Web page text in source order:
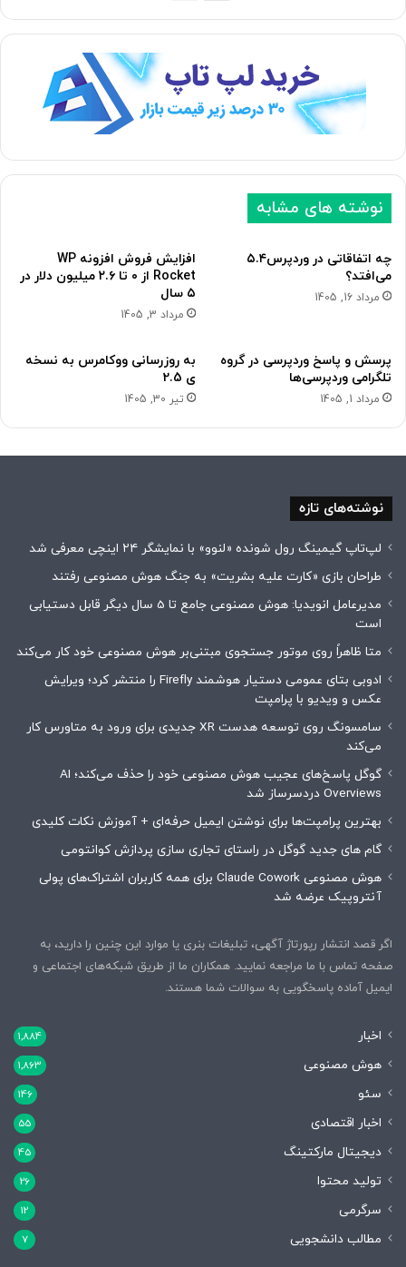
ح
ق
ب
ی
ح
ه
ع
ی
نوشته های مشابه
چه اتفاقاتی در وردپرس۵.۴
می‌افتد؟
مرداد 16, 1405
افزایش فروش افزونه WP
Rocket از ۰ تا ۲.۶ میلیون دلار در
۵ سال
مرداد 3, 1405
پرسش و پاسخ وردپرسی در گروه
تلگرامی وردپرسی‌ها
مرداد 1, 1405
به روزرسانی ووکامرس به نسخه
ی 2.5
تیر 30, 1405
نوشته‌های تازه
لپ‌تاپ گیمینگ رول شونده «لنوو» با نمایشگر ۲۴ اینچی معرفی شد
طراحان بازی «کارت علیه بشریت» به جنگ هوش مصنوعی رفتند
مدیرعامل انویدیا: هوش مصنوعی جامع تا 5 سال دیگر قابل دستیابی
است
متا ظاهراً روی موتور جستجوی مبتنی‌بر هوش مصنوعی خود کار می‌کند
ادوبی بتای عمومی دستیار هوشمند Firefly را منتشر کرد؛ ویرایش
عکس و ویدیو با پرامپت
سامسونگ روی توسعه هدست XR جدیدی برای ورود به متاورس کار
می‌کند
گوگل پاسخ‌های عجیب هوش مصنوعی خود را حذف می‌کند؛ AI
Overviews دردسرساز شد
بهترین پرامپت‌ها برای نوشتن ایمیل حرفه‌ای + آموزش نکات کلیدی
گام های جدید گوگل در راستای تجاری سازی پردازش کوانتومی
هوش مصنوعی Claude Cowork برای همه کاربران اشتراک‌های پولی
آنتروپیک عرضه شد
اگر قصد انتشار رپورتاژ آگهی، تبلیغات بنری یا موارد این چنین را دارید، به
صفحه تماس با ما مراجعه نمایید. همکاران ما از طریق شبکه‌های اجتماعی و
ایمیل آماده پاسخگویی به سوالات شما هستند.
اخبار 1,884
هوش مصنوعی 1,863
سئو 146
اخبار اقتصادی 55
دیجیتال مارکتینگ 45
تولید محتوا 26
سرگرمی 12
مطالب دانشجویی 7